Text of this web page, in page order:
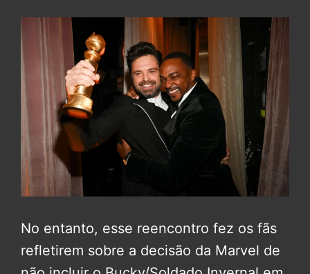
No entanto, esse reencontro fez os fãs
refletirem sobre a decisão da Marvel de